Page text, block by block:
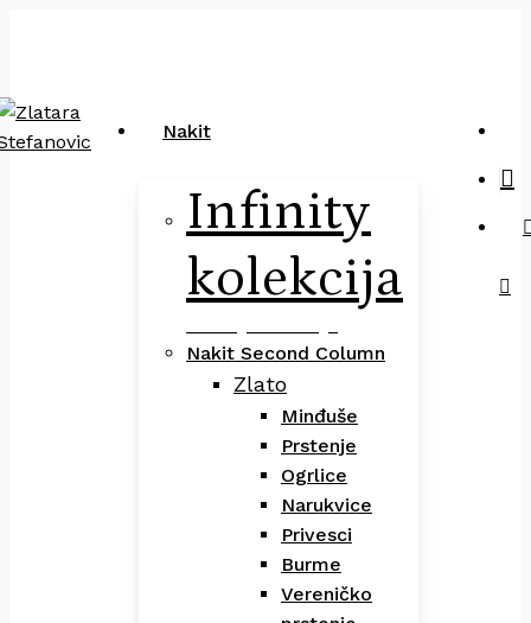
content
Nakit
Infinity
kolekcija
Nakit Second Column
Zlato
Minđuše
Prstenje
Ogrlice
Narukvice
Privesci
Burme
Vereničko